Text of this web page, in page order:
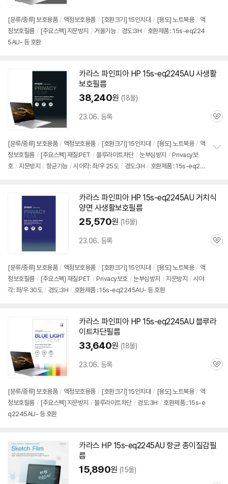
[분류/종류] 보호용품 / 액정보호용품 / [호환크기] 15인치대 / [용도] 노트북용 / 액
정보호필름 / [주요스펙] 지문방지 / 거울기능 / 경도:3H / 호환제품 : 15s-eq224
5AU- 등 호환
카라스 파인피아 HP 15s-eq2245AU 사생활
보호필름
38,240원 (18몰)
23.06. 등록
관
[분류/종류] 보호용품 / 액정보호용품 / [호환크기] 15인치대 / [용도] 노트북용 / 액
정보호필름 / [주요스펙] 재질:PET / 블루라이트차단 / 눈부심방지 / Privacy보
호 / 지문방지 / 항균기능 / 시야각: 좌/우 25도 / 경도:3H / 호환제품 : 15s-eq22
카라스 파인피아 HP 15s-eq2245AU 거치식
양면 사생활보호필름
25,570원 (16몰)
23.06. 등록
관
[분류/종류] 보호용품 / 액정보호용품 / [호환크기] 15인치대 / [용도] 노트북용 / 액
정보호필름 / [주요스펙] 재질:PET / Privacy보호 / 눈부심방지 / 지문방지 / 시야
각: 좌/우 30도 / 경도:3H / 호환제품 : 15s-eq2245AU- 등 호환
카라스 파인피아 HP 15s-eq2245AU 블루라
이트차단필름
33,640원 (18몰)
23.06. 등록
관
[분류/종류] 보호용품 / 액정보호용품 / [호환크기] 15인치대 / [용도] 노트북용 / 액
정보호필름 / [주요스펙] 지문방지 / 블루라이트차단 / 경도:3H / 호환제품 : 15s-e
q2245AU- 등 호환
카라스 HP 15s-eq2245AU 항균 종이질감필
름
15,890원 (15몰)